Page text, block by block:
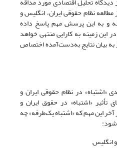
نظام حقوقی ایران، انگلیس و
و به این پرسش مهم پاسخ داده
این زمینه به کارایی منتهی خواهد
به بیان نتایج به‌دست‌آمده اختصاص
«اشتباه» در نظام حقوقی ایران و
تأثیر «اشتباه» در حقوق ایران و
این مهم که «اشتباه یک‌طرفه» چه